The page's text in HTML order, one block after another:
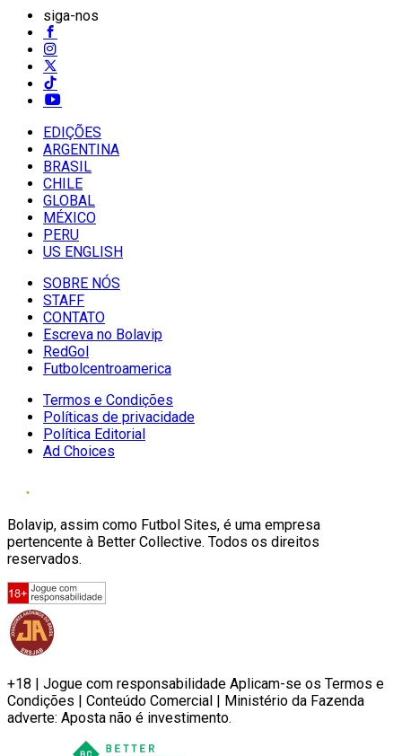
siga-nos
EDIÇÕES
ARGENTINA
BRASIL
CHILE
GLOBAL
MÉXICO
PERU
US ENGLISH
SOBRE NÓS
STAFF
CONTATO
Escreva no Bolavip
RedGol
Futbolcentroamerica
Termos e Condições
Políticas de privacidade
Política Editorial
Ad Choices
Bolavip, assim como Futbol Sites, é uma empresa
pertencente à Better Collective. Todos os direitos
reservados.
+18 | Jogue com responsabilidade Aplicam-se os Termos e
Condições | Conteúdo Comercial | Ministério da Fazenda
adverte: Aposta não é investimento.